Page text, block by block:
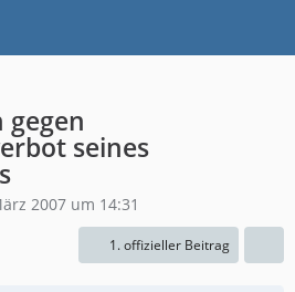
gegen
seines
2007 um 14:31
1. offizieller Beitrag